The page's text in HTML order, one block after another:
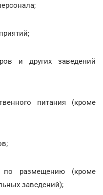
и других заведений
питания (кроме
по размещению (кроме
заведений);